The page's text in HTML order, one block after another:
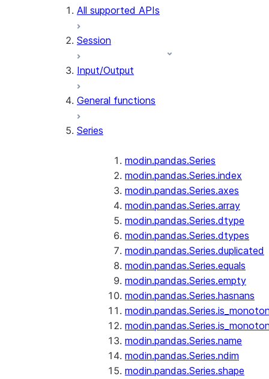
All supported APIs
Session
Input/Output
General functions
Series
modin.pandas.Series
modin.pandas.Series.index
modin.pandas.Series.axes
modin.pandas.Series.array
modin.pandas.Series.dtype
modin.pandas.Series.dtypes
modin.pandas.Series.duplicated
modin.pandas.Series.equals
modin.pandas.Series.empty
modin.pandas.Series.hasnans
modin.pandas.Series.name
modin.pandas.Series.ndim
modin.pandas.Series.shape